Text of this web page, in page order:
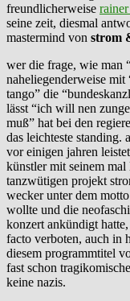
freundlicherweise
seine zeit, diesmal
mastermind von strom
wer die frage, wie man
naheliegenderweise
tango” die
lässt “ich will nen
muß” hat bei den
das leichteste standing.
vor einigen jahren
künstler mit seinem mal
tanzwütigen projekt
wecker unter dem
wollte und die
konzert ankündigt
facto verboten, auch in
diesem programmtitel
fast schon
keine nazis.